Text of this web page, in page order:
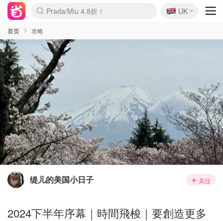
Prada/Miu 4.8折！
🇬🇧
UK
首页 攻略
缇儿的美国小日子 关注
2024下半年序幕｜時間飛梭｜要創造更多